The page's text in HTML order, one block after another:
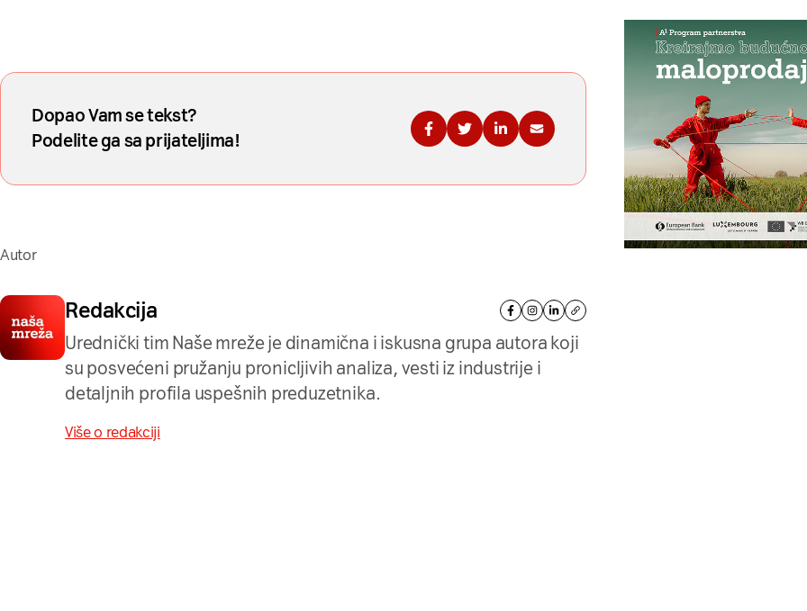
Dopao Vam se tekst?
Podelite ga sa prijateljima!
Podelite na Fejsbuku
Podelite na Tviteru
Podelite na Linkdinu
Podelite na imejl
Autor
Redakcija
Urednički tim Naše mreže je dinamična i iskusna grupa autora koji
su posvećeni pružanju pronicljivih analiza, vesti iz industrije i
detaljnih profila uspešnih preduzetnika.
Više o redakciji